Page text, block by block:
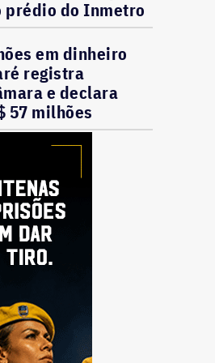
prédio do Inmetro
em dinheiro
registra
e declara
57 milhões